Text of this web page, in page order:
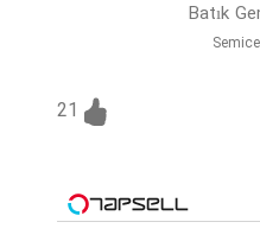
Batık
21